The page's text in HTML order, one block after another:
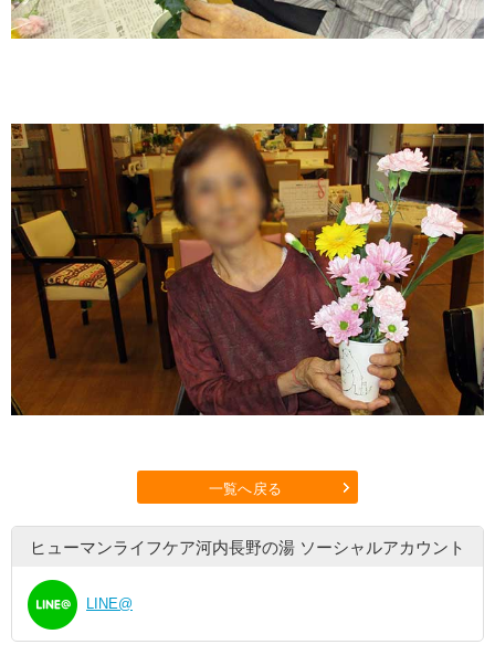
一覧へ戻る
ヒューマンライフケア河内長野の湯 ソーシャルアカウント
LINE@